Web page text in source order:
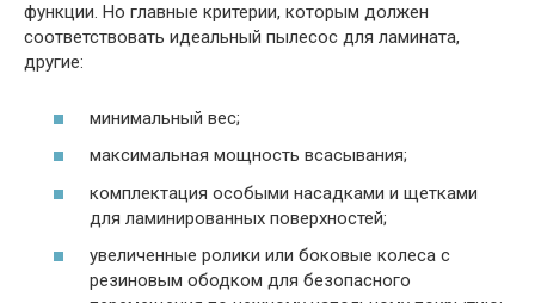
функции. Но главные критерии, которым должен
соответствовать идеальный пылесос для ламината,
другие:
минимальный вес;
максимальная мощность всасывания;
комплектация особыми насадками и щетками
для ламинированных поверхностей;
увеличенные ролики или боковые колеса с
резиновым ободком для безопасного